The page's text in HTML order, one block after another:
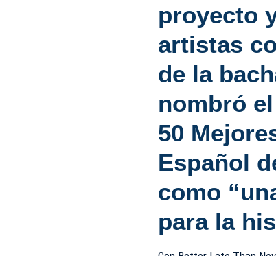
proyecto
artistas
de la
nombró
50
Español
como
para la